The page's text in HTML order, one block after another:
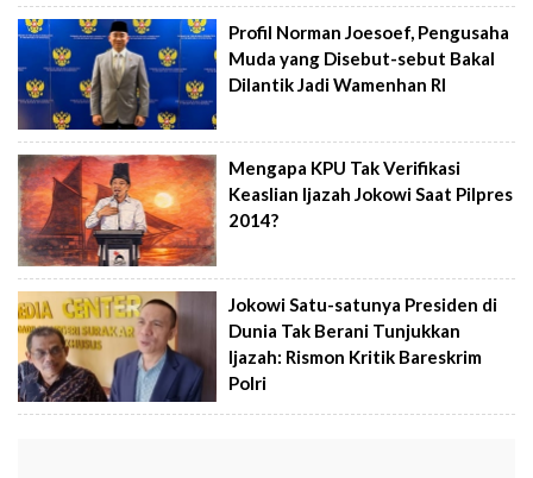
Profil Norman Joesoef, Pengusaha
Muda yang Disebut-sebut Bakal
Dilantik Jadi Wamenhan RI
Mengapa KPU Tak Verifikasi
Keaslian Ijazah Jokowi Saat Pilpres
2014?
Jokowi Satu-satunya Presiden di
Dunia Tak Berani Tunjukkan
Ijazah: Rismon Kritik Bareskrim
Polri